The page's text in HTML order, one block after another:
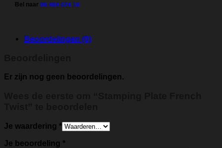
Bel naar 06 484 024 18
Beoordelingen (0)
Er zijn nog geen beoordelingen.
Je waardering *
Je beoordeling *